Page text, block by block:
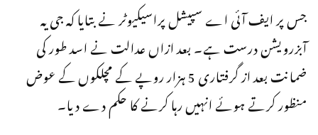
جس پر ایف آئی اے سپیشل پراسیکیوٹر نے بتایا کہ جی یہ
آبزرویشن درست ہے۔ بعد ازاں عدالت نے اسد طور کی
ضمانت بعد از گرفتاری 5 ہزار روپے کے مچلکوں کے عوض
منظور کرتے ہوئے انہیں رہا کرنے کا حکم دے دیا۔